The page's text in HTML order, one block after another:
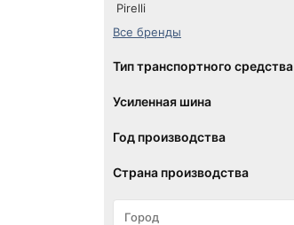
Pirelli
Все бренды
Тип транспортного средства
Усиленная шина
Год производства
Страна производства